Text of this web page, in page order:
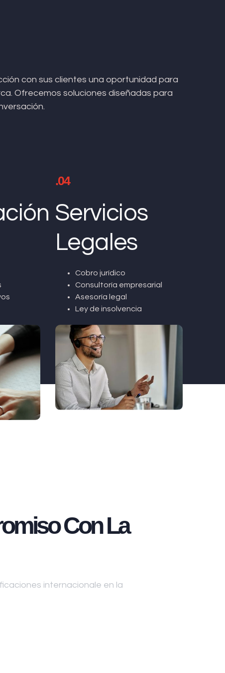
con sus clientes una oportunidad para
Ofrecemos soluciones diseñadas para
.04
Servicios
Legales
Cobro jurídico
Consultoría empresarial
Asesoría legal
Ley de insolvencia
Con La
internacionale en la